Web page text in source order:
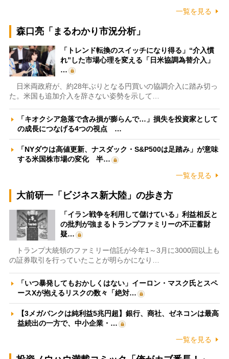
一覧を見る
森口亮「まるわかり市況分析」
「トレンド転換のスイッチになり得る」“介入慣
れ”した市場心理を変える「日米協調為替介入」
…
日米両政府が、約28年ぶりとなる円買いの協調介入に踏み切っ
た。米国も追加介入を辞さない姿勢を示して…
「キオクシア急落で含み損が膨らんで…」損失を投資家として
の成長につなげる4つの視点 …
「NYダウは高値更新、ナスダック・S&P500は足踏み」が意味
する米国株市場の変化 半…
一覧を見る
大前研一「ビジネス新大陸」の歩き方
「イラン戦争を利用して儲けている」利益相反と
の批判が強まるトランプファミリーの不正蓄財
疑…
トランプ大統領のファミリー信託が今年1～3月に3000回以上も
の証券取引を行っていたことが明らかになり…
「いつ暴発してもおかしくはない」イーロン・マスク氏とスペ
ースXが抱えるリスクの数々「絶対…
【3メガバンクは純利益5兆円超】銀行、商社、ゼネコンは最高
益続出の一方で、中小企業・…
一覧を見る